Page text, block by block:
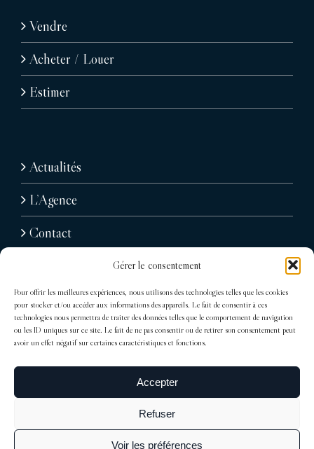
Gérer le consentement
Pour offrir les meilleures expériences, nous utilisons des technologies telles que les cookies
pour stocker et/ou accéder aux informations des appareils. Le fait de consentir à ces
technologies nous permettra de traiter des données telles que le comportement de navigation
ou les ID uniques sur ce site. Le fait de ne pas consentir ou de retirer son consentement peut
avoir un effet négatif sur certaines caractéristiques et fonctions.
Accepter
Refuser
Voir les préférences
Vendre
Acheter / Louer
Estimer
Actualités
L’Agence
Contact
31, avenue Raymond Poincaré
75116 Paris
Tél : + 33 (0)1 76 71 07 40
trocadero@sdelagrandiere.fr